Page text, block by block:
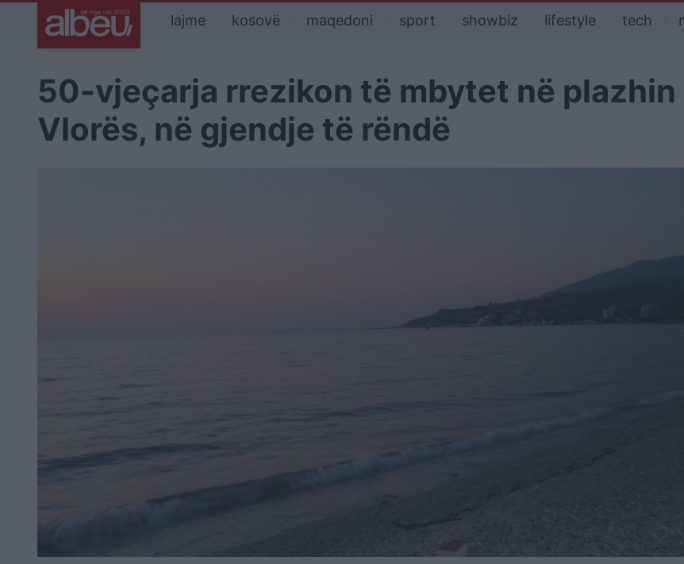
lajme kosovë maqedoni sport showbiz lifestyle tech
50-vjeçarja rrezikon të mbytet në plazhin
Vlorës, në gjendje të rëndë